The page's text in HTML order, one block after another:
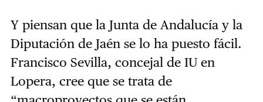
Y piensan que la Junta de Andalucía y la
Diputación de Jaén se lo ha puesto fácil.
Francisco Sevilla, concejal de IU en
Lopera, cree que se trata de